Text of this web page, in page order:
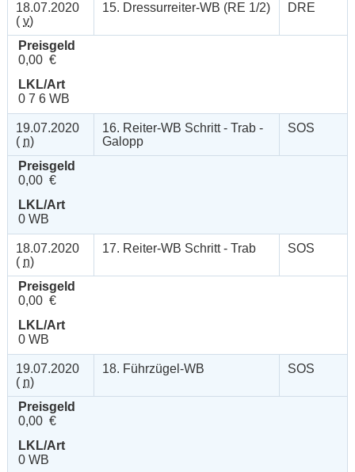
18.07.2020
( v)
15. Dressurreiter-WB (RE 1/2) DRE
Preisgeld
0,00 €
LKL/Art
0 7 6 WB
19.07.2020
( n)
16. Reiter-WB Schritt - Trab -
Galopp
SOS
Preisgeld
0,00 €
LKL/Art
0 WB
18.07.2020
( n)
17. Reiter-WB Schritt - Trab SOS
Preisgeld
0,00 €
LKL/Art
0 WB
19.07.2020
( n)
18. Führzügel-WB SOS
Preisgeld
0,00 €
LKL/Art
0 WB